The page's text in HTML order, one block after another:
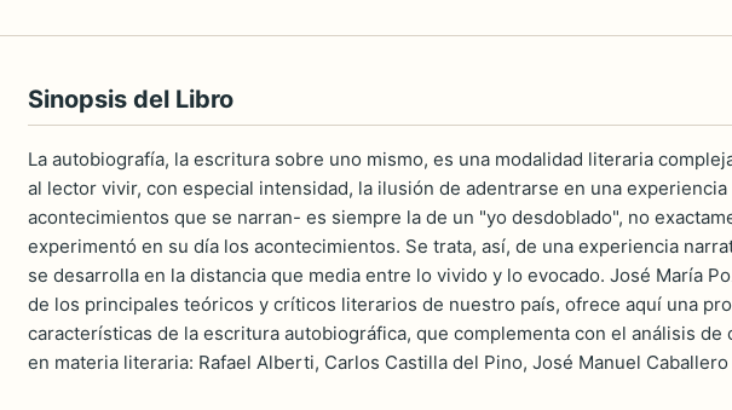
Sinopsis del Libro
La autobiografía, la escritura sobre uno mismo, es una modalidad literaria
al lector vivir, con especial intensidad, la ilusión de adentrarse en una
acontecimientos que se narran- es siempre la de un "yo desdoblado", no
experimentó en su día los acontecimientos. Se trata, así, de una experiencia
se desarrolla en la distancia que media entre lo vivido y lo evocado. José María
de los principales teóricos y críticos literarios de nuestro país, ofrece aquí una
características de la escritura autobiográfica, que complementa con el análisis
en materia literaria: Rafael Alberti, Carlos Castilla del Pino, José Manuel